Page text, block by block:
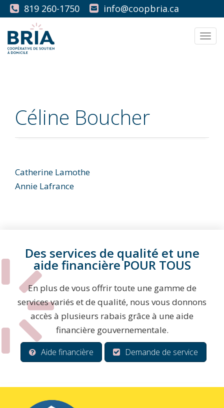
819 260-1750 info@coopbria.ca
Céline Boucher
Navigation
Catherine Lamothe
Annie Lafrance
Des services de qualité et une
aide financière POUR TOUS
En plus de vous offrir toute une gamme de
services variés et de qualité, nous vous donnons
accès à plusieurs rabais grâce à une aide
financière gouvernementale.
Aide financière Demande de service